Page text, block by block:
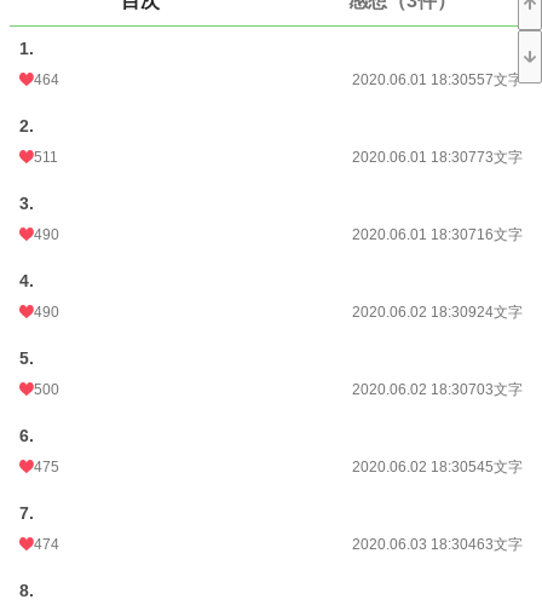
2020.06.01 18:30
初回完結日時
累計ポイント
1.
464 2020.06.01 18:30557文字
2.
511 2020.06.01 18:30773文字
3.
490 2020.06.01 18:30716文字
4.
490 2020.06.02 18:30924文字
5.
500 2020.06.02 18:30703文字
6.
475 2020.06.02 18:30545文字
7.
474 2020.06.03 18:30463文字
8.